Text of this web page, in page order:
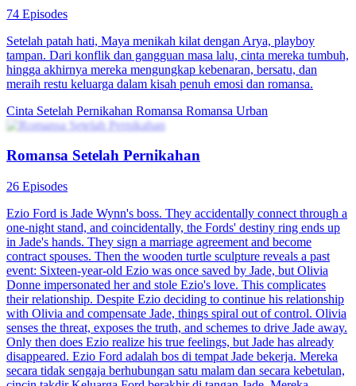
74 Episodes
Setelah patah hati, Maya menikah kilat dengan Arya, playboy
tampan. Dari konflik dan gangguan masa lalu, cinta mereka tumbuh,
hingga akhirnya mereka mengungkap kebenaran, bersatu, dan
meraih restu keluarga dalam kisah penuh emosi dan romansa.
Cinta Setelah Pernikahan Romansa Romansa Urban
Romansa Setelah Pernikahan
26 Episodes
Ezio Ford is Jade Wynn's boss. They accidentally connect through a
one-night stand, and coincidentally, the Fords' destiny ring ends up
in Jade's hands. They sign a marriage agreement and become
contract spouses. Then the wooden turtle sculpture reveals a past
event: Sixteen-year-old Ezio was once saved by Jade, but Olivia
Donne impersonated her and stole Ezio's love. This complicates
their relationship. Despite Ezio deciding to continue his relationship
with Olivia and compensate Jade, things spiral out of control. Olivia
senses the threat, exposes the truth, and schemes to drive Jade away.
Only then does Ezio realize his true feelings, but Jade has already
disappeared. Ezio Ford adalah bos di tempat Jade bekerja. Mereka
secara tidak sengaja berhubungan satu malam dan secara kebetulan,